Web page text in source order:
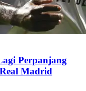
Perpanjang
Madrid